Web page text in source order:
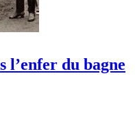
l’enfer du bagne